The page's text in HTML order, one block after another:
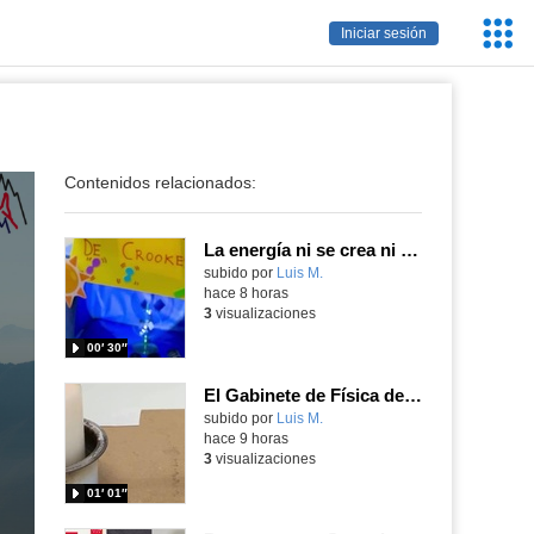
Iniciar sesión
Contenidos relacionados:
La energía ni se crea ni se destruye... ¡se experimenta! El Tierno en la Feria Madrid es Ciencia 2026
Contenido educativo.
subido por Luis M.
00′ 30″
hace 8 horas
3visualizaciones
El Gabinete de Física del IES Enrique Tierno Galván de Parla (Curso 25-26)
Contenido educativo.
subido por Luis M.
01′ 01″
hace 9 horas
3visualizaciones